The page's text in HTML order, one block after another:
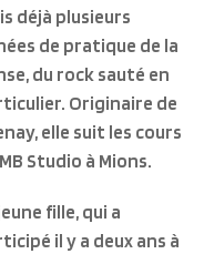
déjà plusieurs
de pratique de la
du rock sauté en
Originaire de
elle suit les cours
Studio à Mions.
fille, qui a
il y a deux ans à